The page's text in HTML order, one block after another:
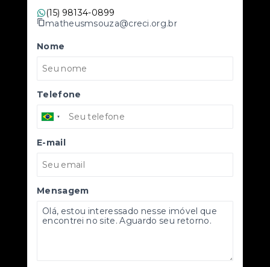
(15) 98134-0899
matheusmsouza@creci.org.br
Nome
Telefone
E-mail
Mensagem